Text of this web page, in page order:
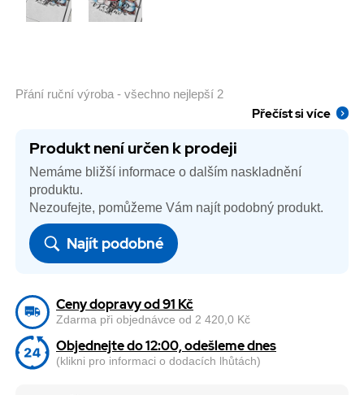
Přání ruční výroba - všechno nejlepší 2
Přečíst si více
Produkt není určen k prodeji
Nemáme bližší informace o dalším naskladnění
produktu.
Nezoufejte, pomůžeme Vám najít podobný produkt.
Najít podobné
Ceny dopravy od 91 Kč
Zdarma při objednávce od 2 420,0 Kč
Objednejte do 12:00, odešleme dnes
(klikni pro informaci o dodacích lhůtách)